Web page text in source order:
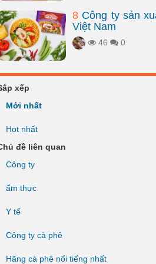
8 Công ty sản
Việt Nam
46 0
xếp
Mới nhất
Hot nhất
đề liên quan
Công ty
ẩm thực
Y tế
Công ty cà phê
Hãng cà phê nổi tiếng nhất